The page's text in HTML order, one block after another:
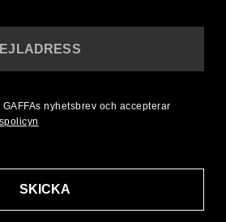
SKICKA
nyhetsbrev och accepterar